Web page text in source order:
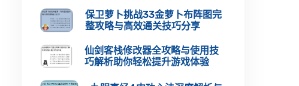
保卫萝卜挑战33金萝卜布阵图完
整攻略与高效通关技巧分享
仙剑客栈修改器全攻略与使用技
巧解析助你轻松提升游戏体验